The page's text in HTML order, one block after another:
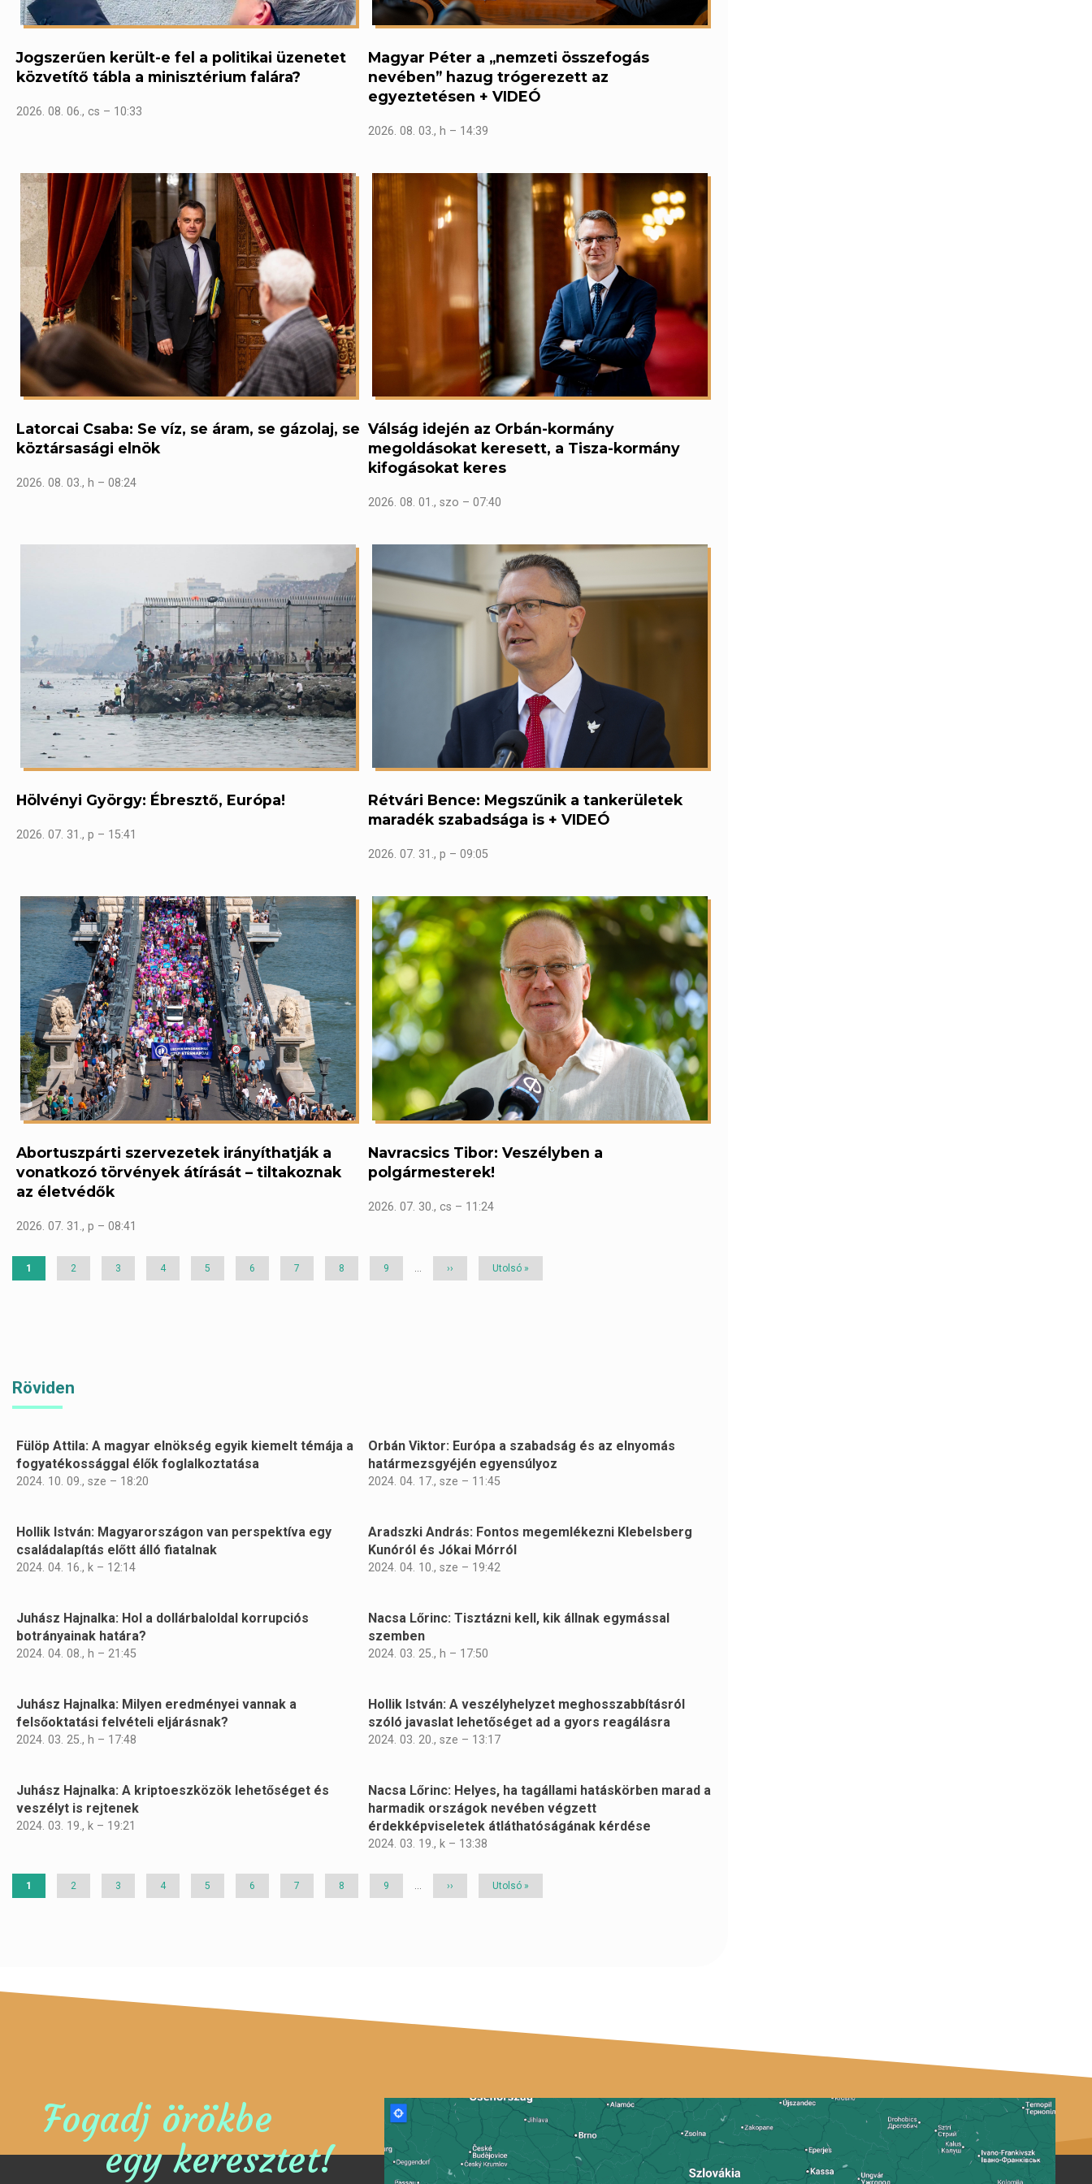
Jogszerűen került-e fel a politikai üzenetet
közvetítő tábla a minisztérium falára?
2026. 08. 06., cs – 10:33
Magyar Péter a „nemzeti összefogás
nevében” hazug trógerezett az
egyeztetésen + VIDEÓ
2026. 08. 03., h – 14:39
Latorcai Csaba: Se víz, se áram, se gázolaj, se
köztársasági elnök
2026. 08. 03., h – 08:24
Válság idején az Orbán-kormány
megoldásokat keresett, a Tisza-kormány
kifogásokat keres
2026. 08. 01., szo – 07:40
Hölvényi György: Ébresztő, Európa!
2026. 07. 31., p – 15:41
Rétvári Bence: Megszűnik a tankerületek
maradék szabadsága is + VIDEÓ
2026. 07. 31., p – 09:05
Abortuszpárti szervezetek irányíthatják a
vonatkozó törvények átírását – tiltakoznak
az életvédők
2026. 07. 31., p – 08:41
Navracsics Tibor: Veszélyben a
polgármesterek!
2026. 07. 30., cs – 11:24
Jelenlegi
1 Page
2 Page
3 Page
4 Page
5 Page
6 Page
7 Page
8 Page
9
Következő
››
Utolsó
Utolsó »
Röviden
Fülöp Attila: A magyar elnökség egyik kiemelt témája a
fogyatékossággal élők foglalkoztatása
2024. 10. 09., sze – 18:20
Orbán Viktor: Európa a szabadság és az elnyomás
határmezsgyéjén egyensúlyoz
2024. 04. 17., sze – 11:45
Hollik István: Magyarországon van perspektíva egy
családalapítás előtt álló fiatalnak
2024. 04. 16., k – 12:14
Aradszki András: Fontos megemlékezni Klebelsberg
Kunóról és Jókai Mórról
2024. 04. 10., sze – 19:42
Juhász Hajnalka: Hol a dollárbaloldal korrupciós
botrányainak határa?
2024. 04. 08., h – 21:45
Nacsa Lőrinc: Tisztázni kell, kik állnak egymással
szemben
2024. 03. 25., h – 17:50
Juhász Hajnalka: Milyen eredményei vannak a
felsőoktatási felvételi eljárásnak?
2024. 03. 25., h – 17:48
Hollik István: A veszélyhelyzet meghosszabbításról
szóló javaslat lehetőséget ad a gyors reagálásra
2024. 03. 20., sze – 13:17
Juhász Hajnalka: A kriptoeszközök lehetőséget és
veszélyt is rejtenek
2024. 03. 19., k – 19:21
Nacsa Lőrinc: Helyes, ha tagállami hatáskörben marad a
harmadik országok nevében végzett
érdekképviseletek átláthatóságának kérdése
2024. 03. 19., k – 13:38
Oldalszámozás
Jelenlegi
oldal
1 Page
2 Page
3 Page
4 Page
5 Page
6 Page
7 Page
8 Page
9 …
Következő
oldal
››
Utolsó
oldal
Utolsó »
Fogadj örökbe
egy keresztet!